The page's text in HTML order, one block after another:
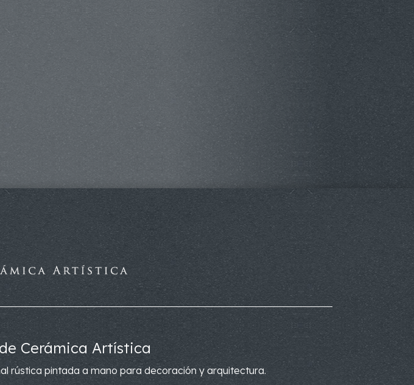
Cerámica Artística
rústica pintada a mano para decoración y arquitectura.